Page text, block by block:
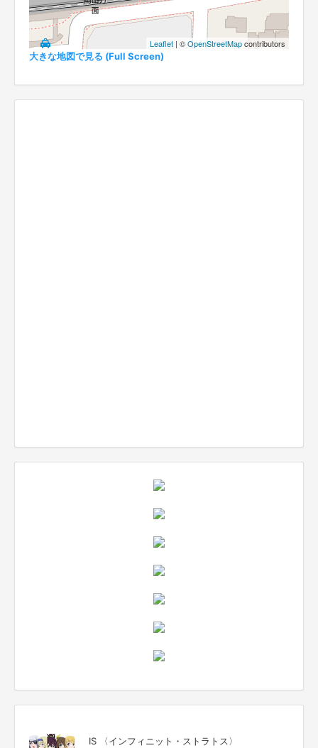
Leaflet | ©OpenStreetMapcontributors
大きな地図で見る (Full Screen)
IS 〈インフィニット・ストラトス〉